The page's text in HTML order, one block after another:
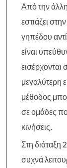
Από την
εστιάζει
γηπέδου
είναι
εισέρχονται
μεγαλύτερη
μέθοδος
σε ομάδες
κινήσεις.
Στη διάταξη
συχνά